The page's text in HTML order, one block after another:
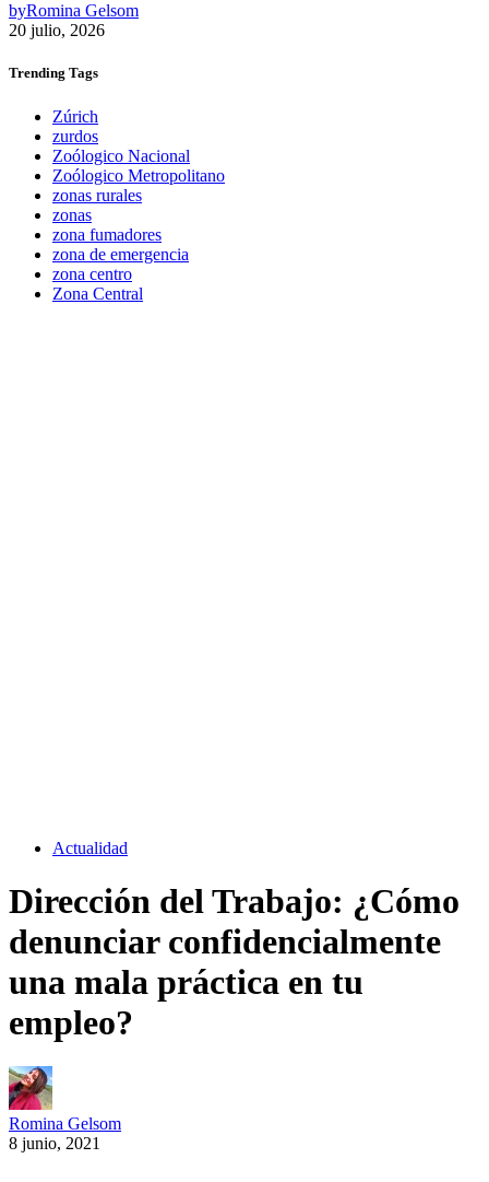
byRomina Gelsom
20 julio, 2026
Trending Tags
Zúrich
zurdos
Zoólogico Nacional
Zoólogico Metropolitano
zonas rurales
zonas
zona fumadores
zona de emergencia
zona centro
Zona Central
Actualidad
Dirección del Trabajo: ¿Cómo
denunciar confidencialmente
una mala práctica en tu
empleo?
Romina Gelsom
8 junio, 2021